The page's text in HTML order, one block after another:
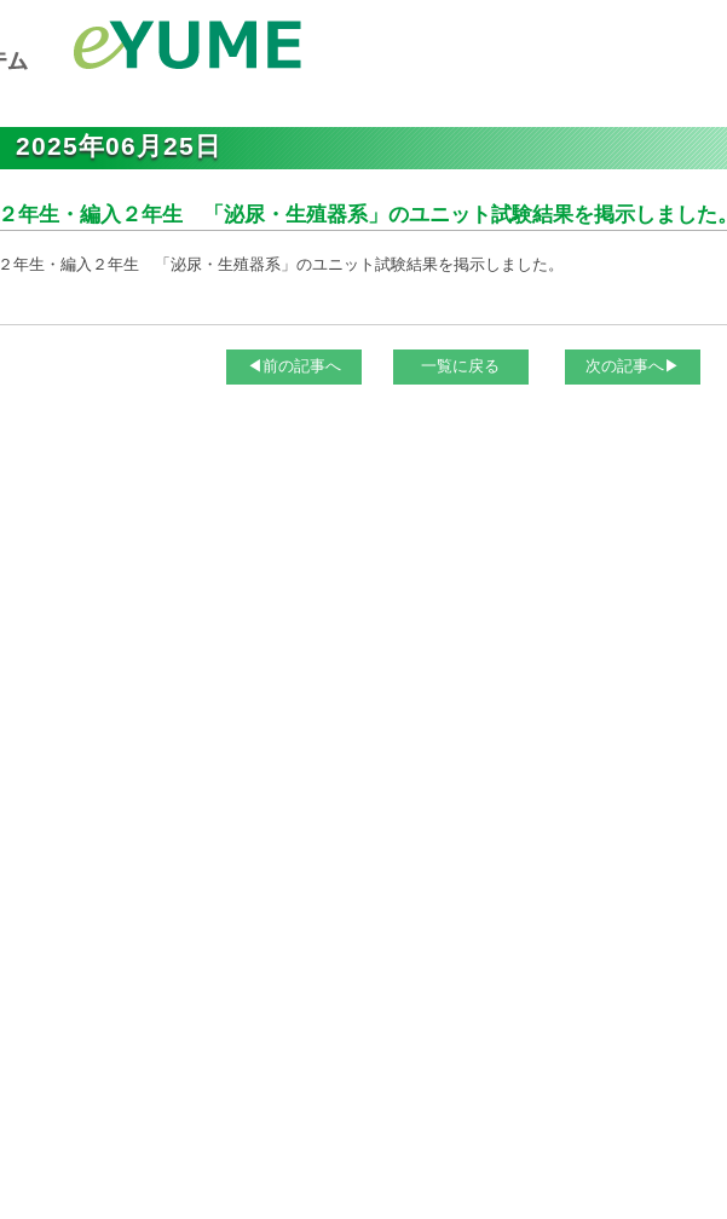
2025年06月25日
２年生・編入２年生 「泌尿・生殖器系」のユニット試験結果を掲示しました。
２年生・編入２年生 「泌尿・生殖器系」のユニット試験結果を掲示しました。
◀前の記事へ 一覧に戻る 次の記事へ▶